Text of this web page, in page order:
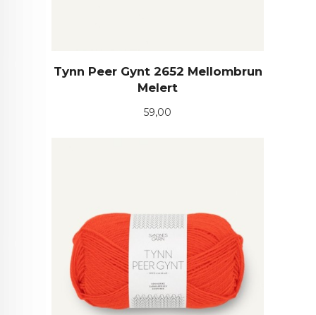
Tynn Peer Gynt 2652 Mellombrun
Melert
Pris
59,00